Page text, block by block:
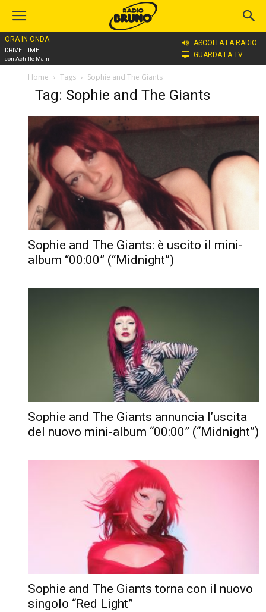
ORA IN ONDA
DRIVE TIME
con Achille Maini
ASCOLTA LA RADIO
GUARDA LA TV
Home Tags Sophie and The Giants
Tag: Sophie and The Giants
Sophie and The Giants: è uscito il mini-
album “00:00” (“Midnight”)
Sophie and The Giants annuncia l’uscita
del nuovo mini-album “00:00” (“Midnight”)
Sophie and The Giants torna con il nuovo
singolo “Red Light”